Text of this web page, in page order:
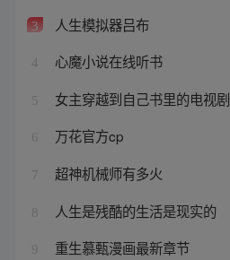
3 人生模拟器吕布
4 心魔小说在线听书
5 女主穿越到自己书里的电视剧
6 万花官方cp
7 超神机械师有多火
8 人生是残酷的生活是现实的
9 重生慕甄漫画最新章节